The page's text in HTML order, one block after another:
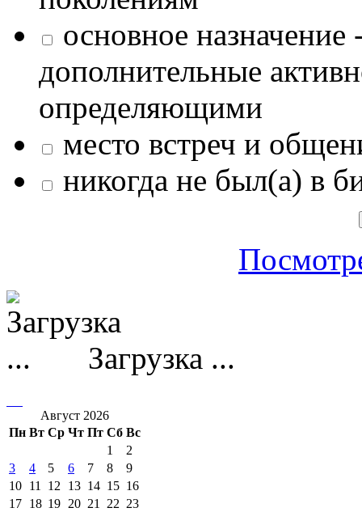
основное назначение
дополнительные
определяющими
место встреч и
никогда не был(а) в
Загрузка ...
Август 2026
Пн Вт Ср Чт Пт Сб Вс
1
2
3
4 5 6 7 8
9
10 11 12 13 14 15 16
17 18 19 20 21 22 23